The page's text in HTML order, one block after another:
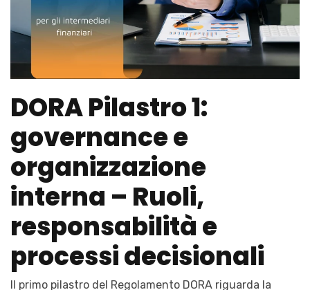
DORA Pilastro 1:
governance e
organizzazione
interna – Ruoli,
responsabilità e
processi decisionali
Il primo pilastro del Regolamento DORA riguarda la